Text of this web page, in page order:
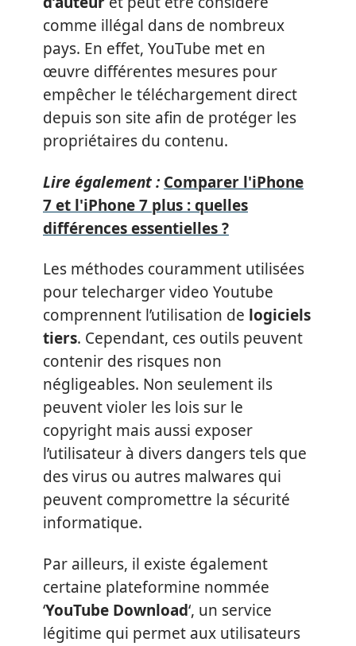
comme illégal dans de nombreux
pays. En effet, YouTube met en
œuvre différentes mesures pour
empêcher le téléchargement direct
depuis son site afin de protéger les
propriétaires du contenu.
Lire également : Comparer l'iPhone
7 et l'iPhone 7 plus : quelles
différences essentielles ?
Les méthodes couramment utilisées
pour telecharger video Youtube
comprennent l’utilisation de logiciels
tiers. Cependant, ces outils peuvent
contenir des risques non
négligeables. Non seulement ils
peuvent violer les lois sur le
copyright mais aussi exposer
l’utilisateur à divers dangers tels que
des virus ou autres malwares qui
peuvent compromettre la sécurité
informatique.
Par ailleurs, il existe également
certaine plateformine nommée
‘YouTube Download‘, un service
légitime qui permet aux utilisateurs